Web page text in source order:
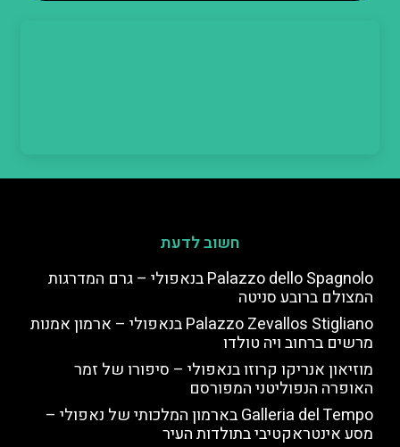
חשוב לדעת
Palazzo dello Spagnolo בנאפולי – גרם המדרגות
המצולם ברובע סניטה
Palazzo Zevallos Stigliano בנאפולי – ארמון אמנות
מרשים ברחוב ויה טולדו
מוזיאון אנריקו קרוזו בנאפולי – סיפורו של זמר
האופרה הנפוליטני המפורסם
Galleria del Tempo בארמון המלכותי של נאפולי –
מסע אינטראקטיבי בתולדות העיר